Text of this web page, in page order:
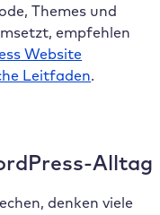
Themes und
empfehlen
Website
Leitfaden.
Alltag
denken viele